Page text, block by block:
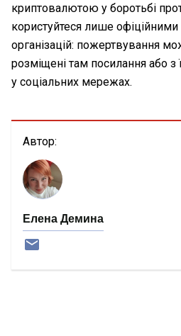
криптовалютою у боротьбі
користуйтеся лише
організацій: пожертвування
розміщені там посилання або з
у соціальних мережах.
Автор:
Елена Демина